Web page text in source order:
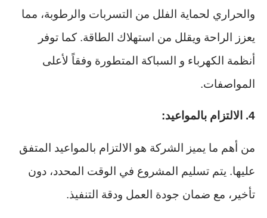
والحراري لحماية الفلل من التسربات والرطوبة، مما
يعزز الراحة ويقلل من استهلاك الطاقة. كما توفر
أنظمة الكهرباء و السباكة المتطورة وفقاً لأعلى
المواصفات.
4. الالتزام بالمواعيد:
من أهم ما يميز الشركة هو الالتزام بالمواعيد المتفق
عليها. يتم تسليم المشروع في الوقت المحدد، دون
تأخير، مع ضمان جودة العمل ودقة التنفيذ.